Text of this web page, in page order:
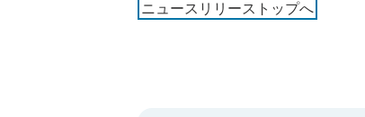
ニュースリリーストップへ